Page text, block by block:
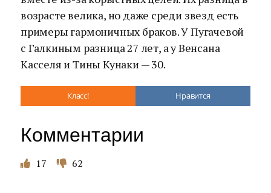
возрасте велика, но даже среди звезд есть
примеры гармоничных браков. У Пугачевой
с Галкиным разница 27 лет, а у Венсана
Касселя и Тины Кунаки — 30.
Класс! Нравится
Комментарии
17 62